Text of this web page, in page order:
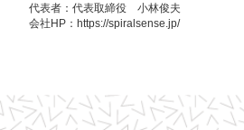
代表者：代表取締役 小林俊夫
会社HP： https://spiralsense.jp/